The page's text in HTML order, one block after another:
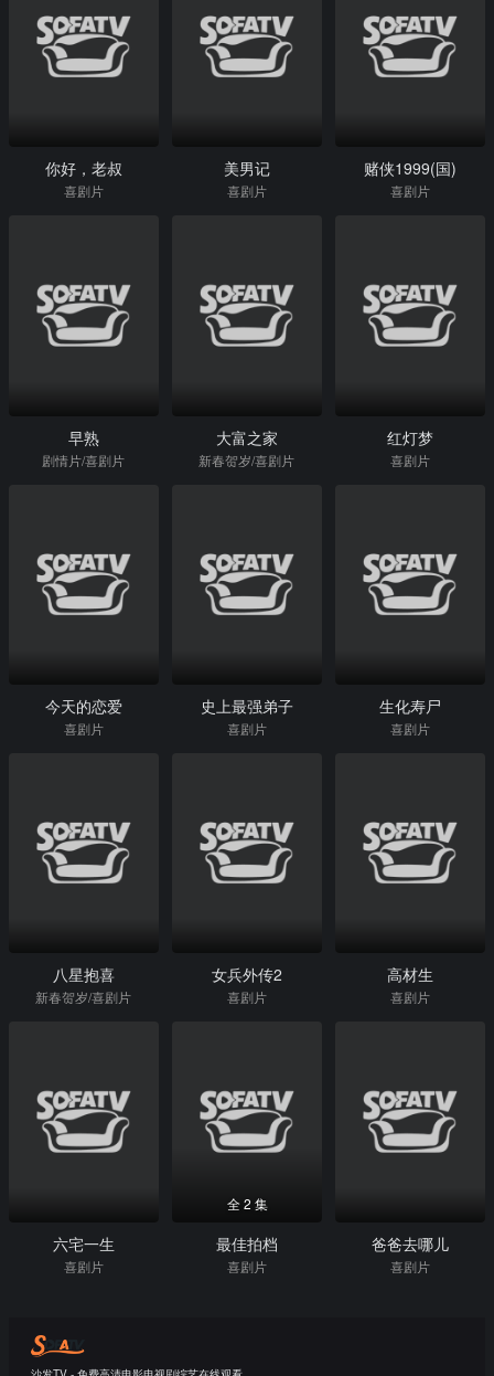
你好，老叔
喜剧片
美男记
喜剧片
赌侠1999(国)
喜剧片
早熟
剧情片/喜剧片
大富之家
新春贺岁/喜剧片
红灯梦
喜剧片
今天的恋爱
喜剧片
史上最强弟子
喜剧片
生化寿尸
喜剧片
八星抱喜
新春贺岁/喜剧片
女兵外传2
喜剧片
高材生
喜剧片
六宅一生
喜剧片
全 2 集
最佳拍档
喜剧片
爸爸去哪儿
喜剧片